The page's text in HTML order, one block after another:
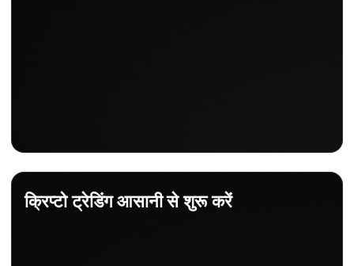
क्रिप्टो ट्रेडिंग आसानी से शुरू करें